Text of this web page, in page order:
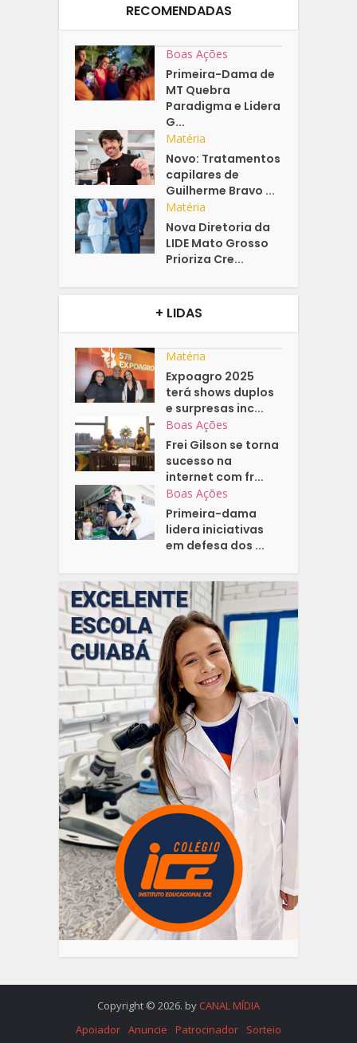
RECOMENDADAS
Boas Ações
Primeira-Dama de
MT Quebra
Paradigma e Lidera
G...
Matéria
Novo: Tratamentos
capilares de
Guilherme Bravo ...
Matéria
Nova Diretoria da
LIDE Mato Grosso
Prioriza Cre...
+ LIDAS
Matéria
Expoagro 2025
terá shows duplos
e surpresas inc...
Boas Ações
Frei Gilson se torna
sucesso na
internet com fr...
Boas Ações
Primeira-dama
lidera iniciativas
em defesa dos ...
Copyright © 2026. by CANAL MÍDIA
Apoiador Anuncie Patrocinador Sorteio